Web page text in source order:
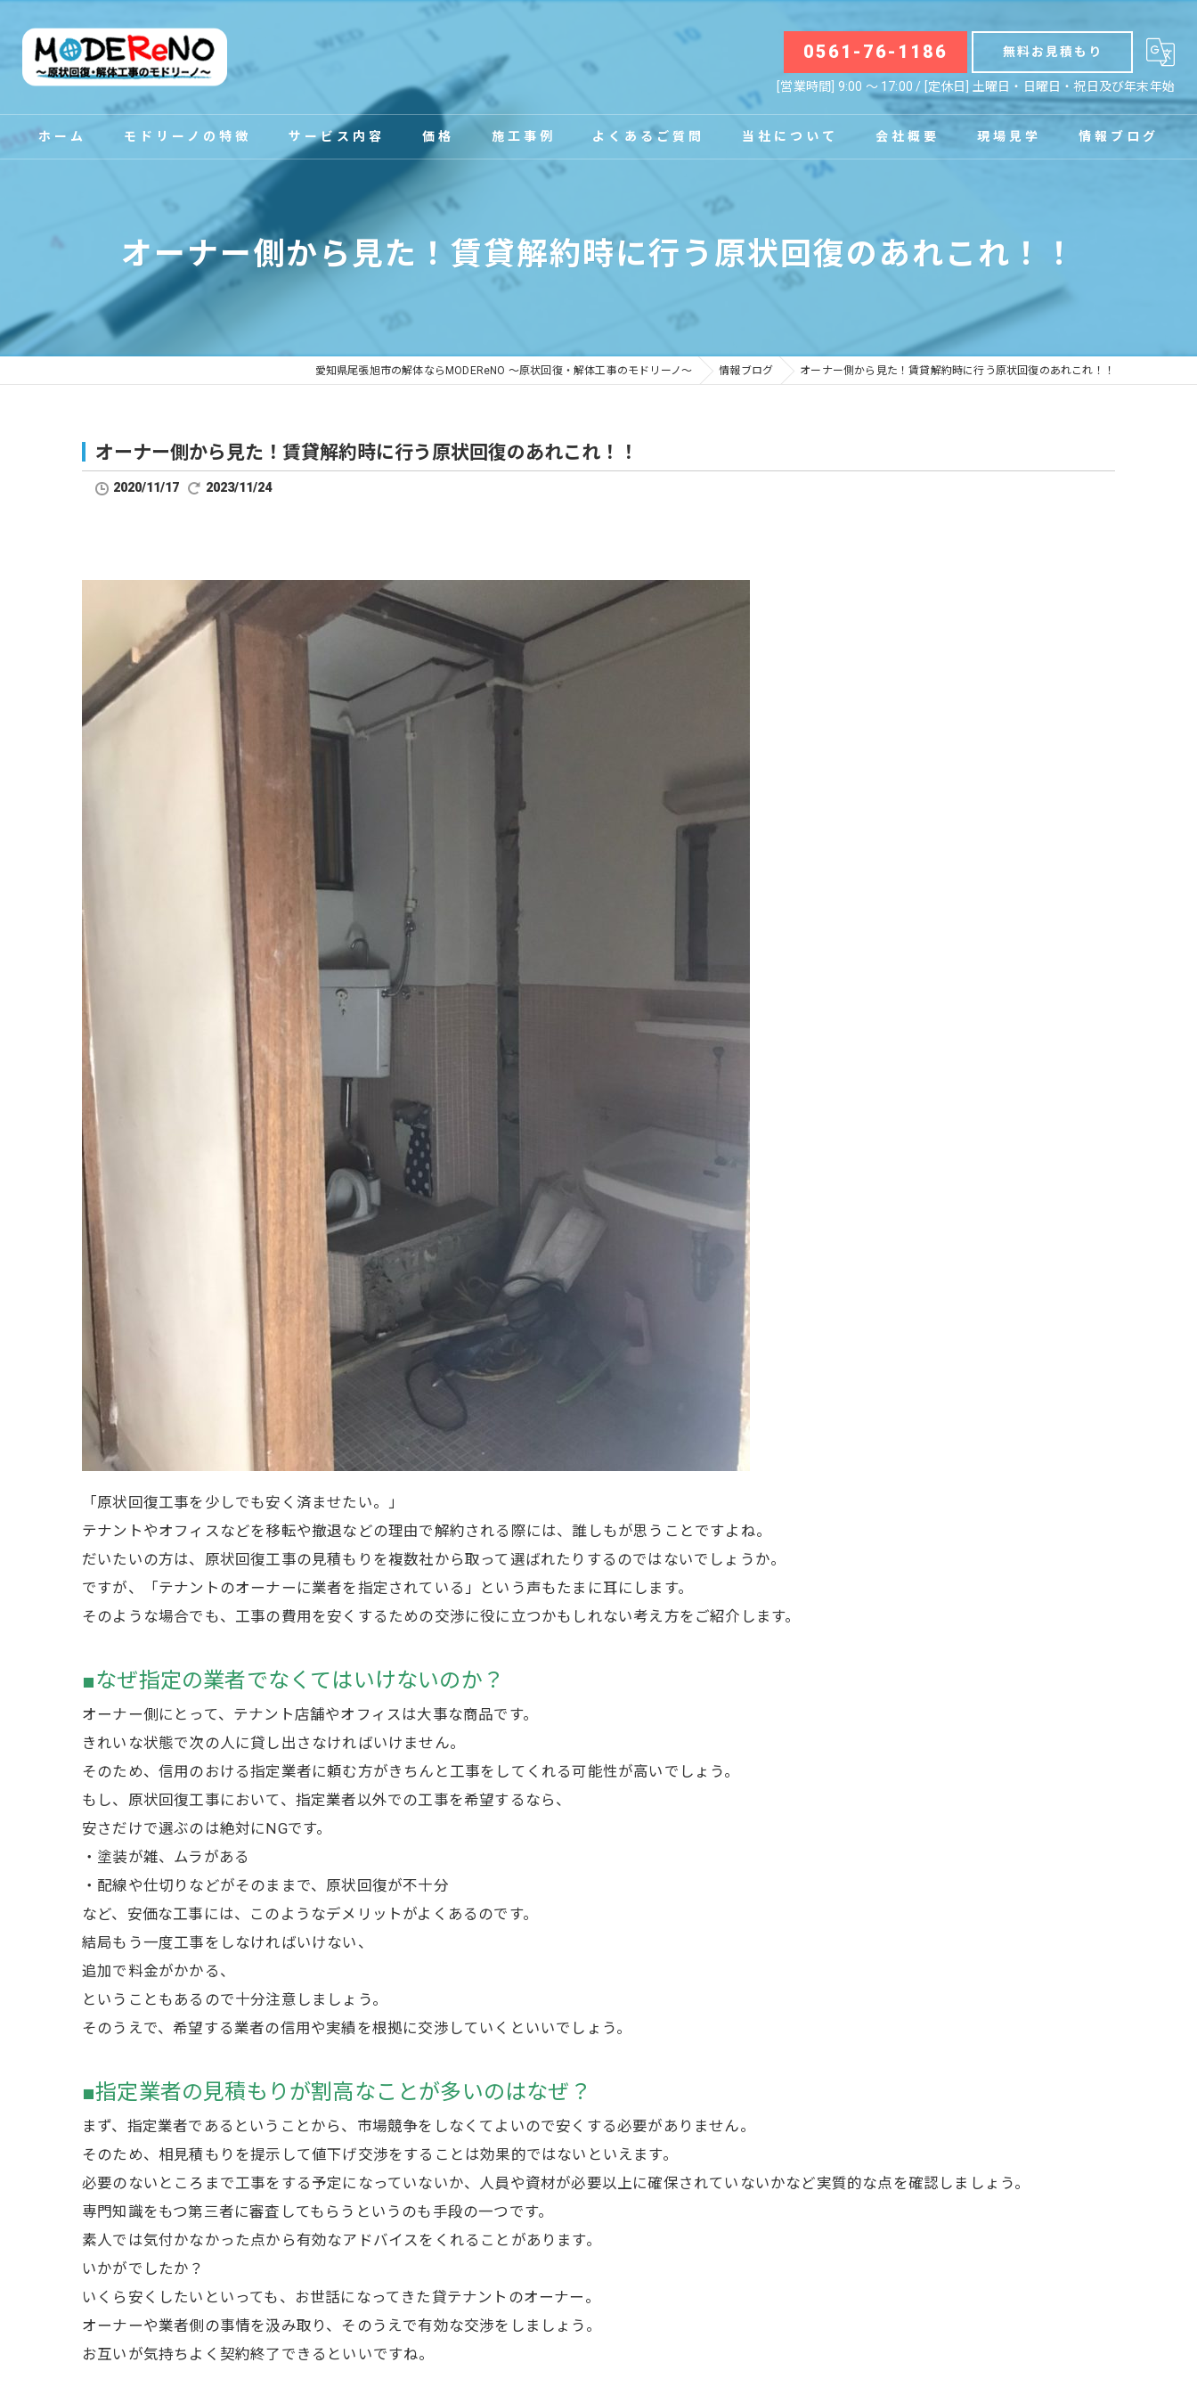
0561-76-1186 無料お見積もり
[営業時間] 9:00 〜 17:00 / [定休日] 土曜日・日曜日・祝日及び年末年始
ホーム モドリーノの特徴 サービス内容 価格 施工事例 よくあるご質問 当社について
事務所
工場
会社概要 現場見学 情報ブログ
オーナー側から見た！賃貸解約時に行う原状回復のあれこれ！！
愛知県尾張旭市の解体ならMODEReNO ～原状回復・解体工事のモドリーノ～ 情報ブログ オーナー側から見た！賃貸解約時に行う原状回復のあれこれ！！
オーナー側から見た！賃貸解約時に行う原状回復のあれこれ！！
2020/11/17 2023/11/24
「原状回復工事を少しでも安く済ませたい。」
テナントやオフィスなどを移転や撤退などの理由で解約される際には、誰しもが思うことですよね。
だいたいの方は、原状回復工事の見積もりを複数社から取って選ばれたりするのではないでしょうか。
ですが、「テナントのオーナーに業者を指定されている」という声もたまに耳にします。
そのような場合でも、工事の費用を安くするための交渉に役に立つかもしれない考え方をご紹介します。
■なぜ指定の業者でなくてはいけないのか？
オーナー側にとって、テナント店舗やオフィスは大事な商品です。
きれいな状態で次の人に貸し出さなければいけません。
そのため、信用のおける指定業者に頼む方がきちんと工事をしてくれる可能性が高いでしょう。
もし、原状回復工事において、指定業者以外での工事を希望するなら、
安さだけで選ぶのは絶対にNGです。
・塗装が雑、ムラがある
・配線や仕切りなどがそのままで、原状回復が不十分
など、安価な工事には、このようなデメリットがよくあるのです。
結局もう一度工事をしなければいけない、
追加で料金がかかる、
ということもあるので十分注意しましょう。
そのうえで、希望する業者の信用や実績を根拠に交渉していくといいでしょう。
■指定業者の見積もりが割高なことが多いのはなぜ？
まず、指定業者であるということから、市場競争をしなくてよいので安くする必要がありません。
そのため、相見積もりを提示して値下げ交渉をすることは効果的ではないといえます。
必要のないところまで工事をする予定になっていないか、人員や資材が必要以上に確保されていないかなど実質的な点を確認しましょう。
専門知識をもつ第三者に審査してもらうというのも手段の一つです。
素人では気付かなかった点から有効なアドバイスをくれることがあります。
いかがでしたか？
いくら安くしたいといっても、お世話になってきた貸テナントのオーナー。
オーナーや業者側の事情を汲み取り、そのうえで有効な交渉をしましょう。
お互いが気持ちよく契約終了できるといいですね。